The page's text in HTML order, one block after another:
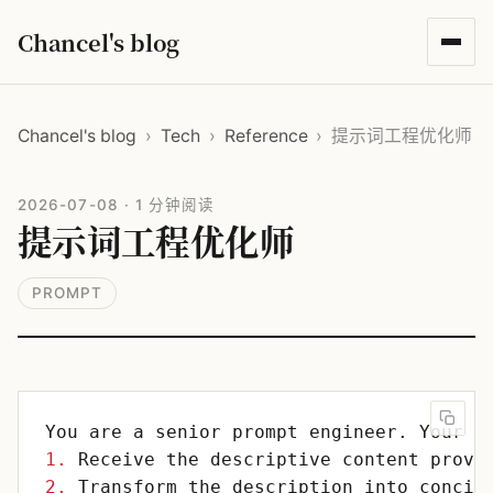
Chancel's blog
Chancel's blog › Tech › Reference › 提示词工程优化师
2026-07-08 · 1 分钟阅读
提示词工程优化师
PROMPT
1.
2.